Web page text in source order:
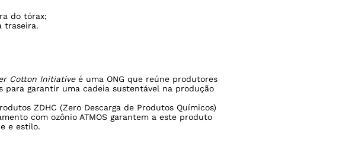
do tórax;
traseira.
Cotton Initiativeé uma ONG que reúne produtores
para garantir uma cadeia sustentável na produção
ZDHC (Zero Descarga de Produtos Químicos)
com ozônio ATMOS garantem a este produto
e estilo.